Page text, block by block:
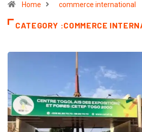
Home commerce international
CATEGORY :COMMERCE